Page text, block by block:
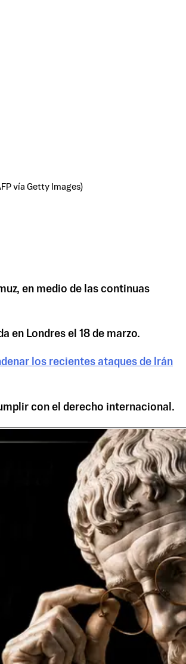
vía Getty Images)
en medio de las continuas
en Londres el 18 de marzo.
los recientes ataques de Irán
con el derecho internacional.